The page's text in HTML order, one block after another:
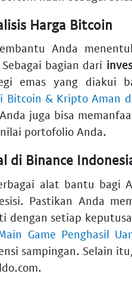
Harga Bitcoin
Anda
bagian dari
emas yang diakui
Bitcoin & Kripto Aman
juga bisa
portofolio Anda.
di Binance
alat bantu bagi
Pastikan Anda
setiap
Game Penghasil
sampingan. Selain